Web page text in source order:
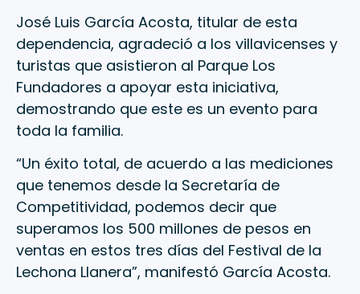
José Luis García Acosta, titular de esta
dependencia, agradeció a los villavicenses y
turistas que asistieron al Parque Los
Fundadores a apoyar esta iniciativa,
demostrando que este es un evento para
toda la familia.
“Un éxito total, de acuerdo a las mediciones
que tenemos desde la Secretaría de
Competitividad, podemos decir que
superamos los 500 millones de pesos en
ventas en estos tres días del Festival de la
Lechona Llanera”, manifestó García Acosta.